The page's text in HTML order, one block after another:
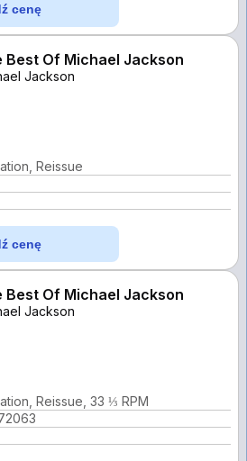
cenę
Best Of Michael Jackson
Jackson
Reissue
cenę
Best Of Michael Jackson
Jackson
Reissue, 33 ⅓ RPM